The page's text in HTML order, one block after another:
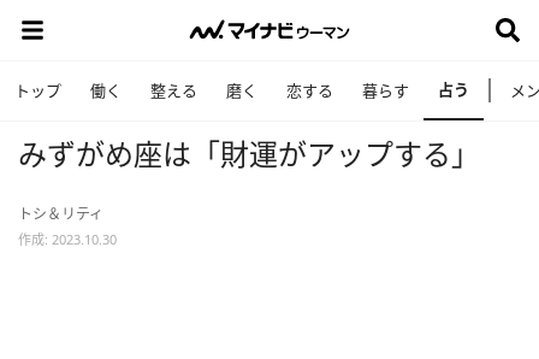
トップ 働く 整える 磨く 恋する 暮らす 占う メ
みずがめ座は「財運がアップする」
トシ＆リティ
作成: 2023.10.30